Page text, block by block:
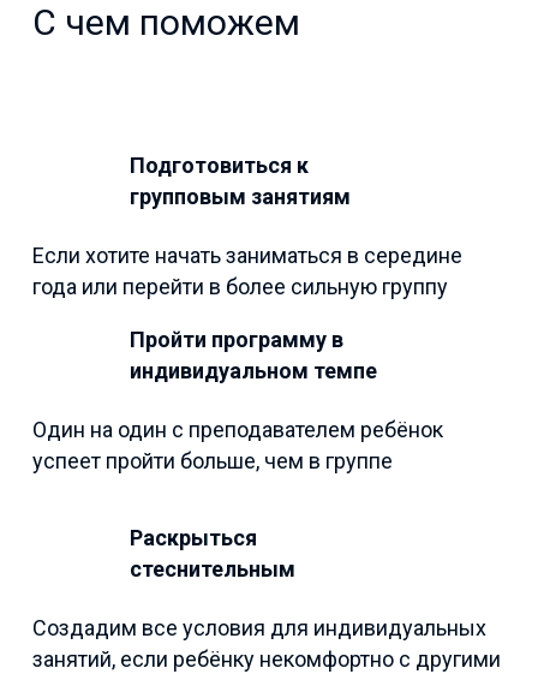
С чем поможем
Подготовиться к
групповым занятиям
Если хотите начать заниматься в середине
года или перейти в более сильную группу
Пройти программу в
индивидуальном темпе
Один на один с преподавателем ребёнок
успеет пройти больше, чем в группе
Раскрыться
стеснительным
Создадим все условия для индивидуальных
занятий, если ребёнку некомфортно с другими